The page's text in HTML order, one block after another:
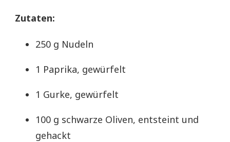
Zutaten:
250 g Nudeln
1 Paprika, gewürfelt
1 Gurke, gewürfelt
100 g schwarze Oliven, entsteint und
gehackt